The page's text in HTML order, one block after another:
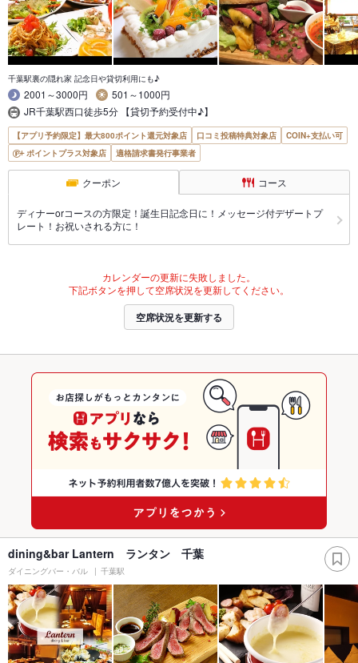
千葉駅裏の隠れ家 記念日や貸切利用にも♪
2001～3000円
501～1000円
JR千葉駅西口徒歩5分 【貸切予約受付中♪】
【アプリ予約限定】最大800ポイント還元対象店 口コミ投稿特典対象店
COIN+支払い可
ポイントプラス対象店
適格請求書発行事業者
クーポン コース
ディナーorコースの方限定！誕生日記念日に！メッセージ付デザートプ
レート！お祝いされる方に！
カレンダーの更新に失敗しました。
下記ボタンを押して空席状況を更新してください。
空席状況を更新する
dining&bar Lantern ランタン 千葉
ダイニングバー・バル 千葉駅